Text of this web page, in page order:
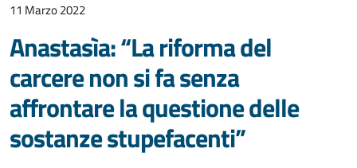
11 Marzo 2022
Anastasìa: “La riforma del
carcere non si fa senza
affrontare la questione delle
sostanze stupefacenti”